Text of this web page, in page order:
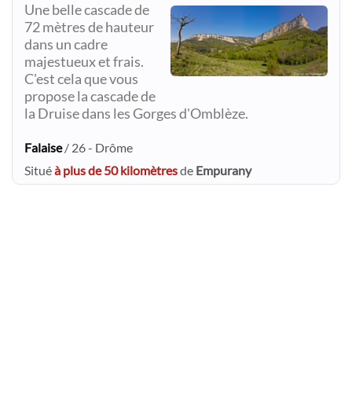
Une belle cascade de
72 mètres de hauteur
dans un cadre
majestueux et frais.
C'est cela que vous
propose la cascade de
la Druise dans les Gorges d'Omblèze.
Falaise/ 26 - Drôme
Situéà plus de 50 kilomètresde Empurany